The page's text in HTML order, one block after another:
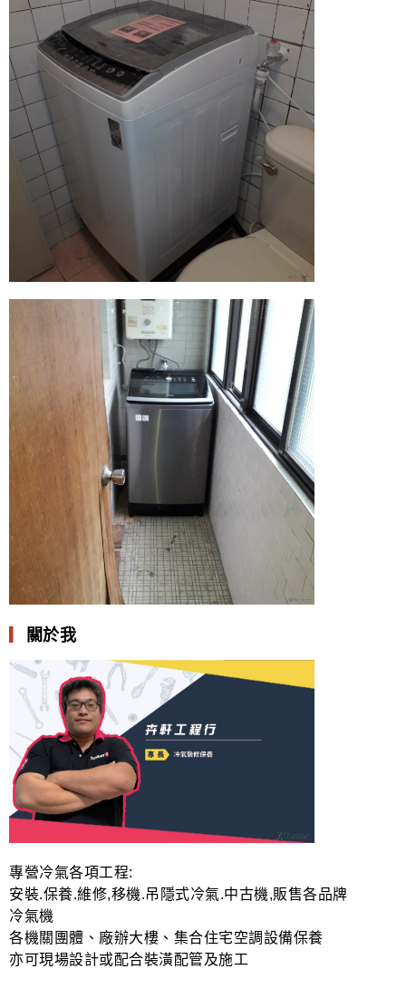
關於我
專營冷氣各項工程:
安裝.保養.維修,移機.吊隱式冷氣.中古機,販售各品牌
冷氣機
各機關團體、廠辦大樓、集合住宅空調設備保養
亦可現場設計或配合裝潢配管及施工